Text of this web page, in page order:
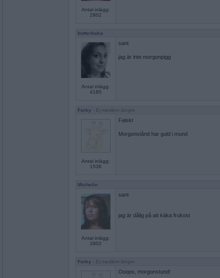
Antal inlägg:
2802
butterkaka
Antal inlägg:
4185
sant
jag är inte morgonpigg
Forky - Ej medlem längre
Antal inlägg:
1536
Falskt
Morgonstånd har guld i mund
Michelin
Antal inlägg:
2802
sant
jag är dålig på att käka frukost
Forky - Ej medlem längre
Ooops, morgonstund!